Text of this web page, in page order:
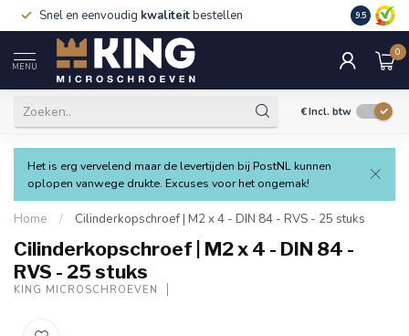
Snel en eenvoudig kwaliteitbestellen 9.5
MENU
0
€Incl. btw
Het is erg vervelend maar de levertijden bij PostNL kunnen
oplopen vanwege drukte. Excuses voor het ongemak!
Home / Cilinderkopschroef | M2 x 4 - DIN 84 - RVS - 25 stuks
Cilinderkopschroef | M2 x 4 - DIN 84 -
RVS - 25 stuks
KING MICROSCHROEVEN